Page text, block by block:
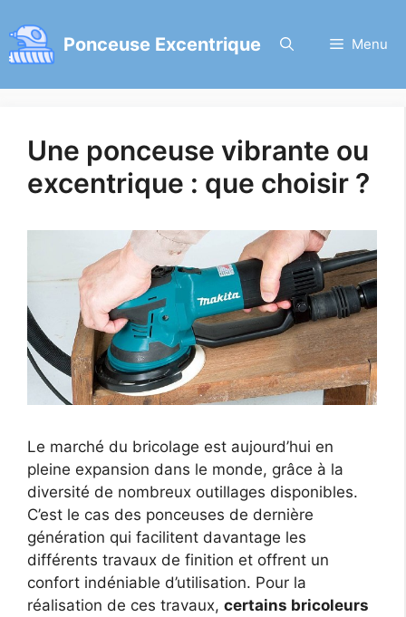
au
contenu Ponceuse Excentrique Menu
Une ponceuse vibrante ou
excentrique : que choisir ?
Le marché du bricolage est aujourd’hui en
pleine expansion dans le monde, grâce à la
diversité de nombreux outillages disponibles.
C’est le cas des ponceuses de dernière
génération qui facilitent davantage les
différents travaux de finition et offrent un
confort indéniable d’utilisation. Pour la
réalisation de ces travaux, certains bricoleurs